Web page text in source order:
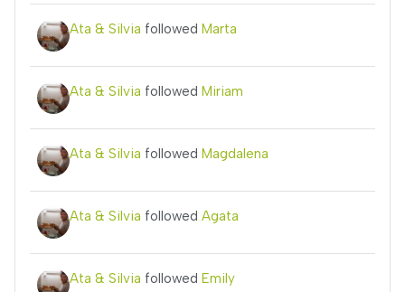
Ata & Silvia followed Marta
Ata & Silvia followed Miriam
Ata & Silvia followed Magdalena
Ata & Silvia followed Agata
Ata & Silvia followed Emily